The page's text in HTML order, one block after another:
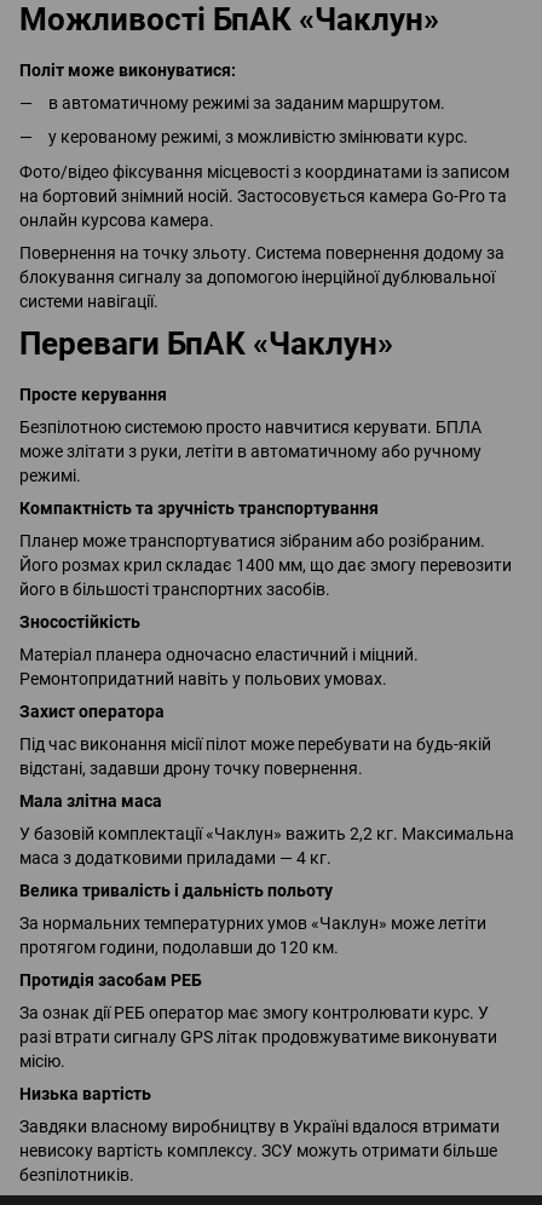
Можливості БпАК «Чаклун»
Політ може виконуватися:
в автоматичному режимі за заданим маршрутом.
у керованому режимі, з можливістю змінювати курс.
Фото/відео фіксування місцевості з координатами із записом
на бортовий знімний носій. Застосовується камера Go-Pro та
онлайн курсова камера.
Повернення на точку зльоту. Система повернення додому за
блокування сигналу за допомогою інерційної дублювальної
системи навігації.
Переваги БпАК «Чаклун»
Просте керування
Безпілотною системою просто навчитися керувати. БПЛА
може злітати з руки, летіти в автоматичному або ручному
режимі.
Компактність та зручність транспортування
Планер може транспортуватися зібраним або розібраним.
Його розмах крил складає 1400 мм, що дає змогу перевозити
його в більшості транспортних засобів.
Зносостійкість
Матеріал планера одночасно еластичний і міцний.
Ремонтопридатний навіть у польових умовах.
Захист оператора
Під час виконання місії пілот може перебувати на будь-якій
відстані, задавши дрону точку повернення.
Мала злітна маса
У базовій комплектації «Чаклун» важить 2,2 кг. Максимальна
маса з додатковими приладами — 4 кг.
Велика тривалість і дальність польоту
За нормальних температурних умов «Чаклун» може летіти
протягом години, подолавши до 120 км.
Протидія засобам РЕБ
За ознак дії РЕБ оператор має змогу контролювати курс. У
разі втрати сигналу GPS літак продовжуватиме виконувати
місію.
Низька вартість
Завдяки власному виробництву в Україні вдалося втримати
невисоку вартість комплексу. ЗСУ можуть отримати більше
безпілотників.